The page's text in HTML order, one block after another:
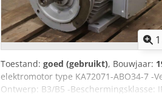
1
Toestand: goed (gebruikt), Bouwjaar:
elektromotor type KA72071-ABO34-7 -
Ontwerp: B3/B5 -Beschermingsklasse: